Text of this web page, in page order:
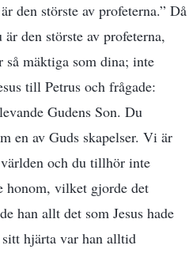
den störste av profeterna.” Då
den störste av profeterna,
mäktiga som dina; inte
till Petrus och frågade:
Gudens Son. Du
en av Guds skapelser. Vi är
och du tillhör inte
honom, vilket gjorde det
han allt det som Jesus hade
hjärta var han alltid